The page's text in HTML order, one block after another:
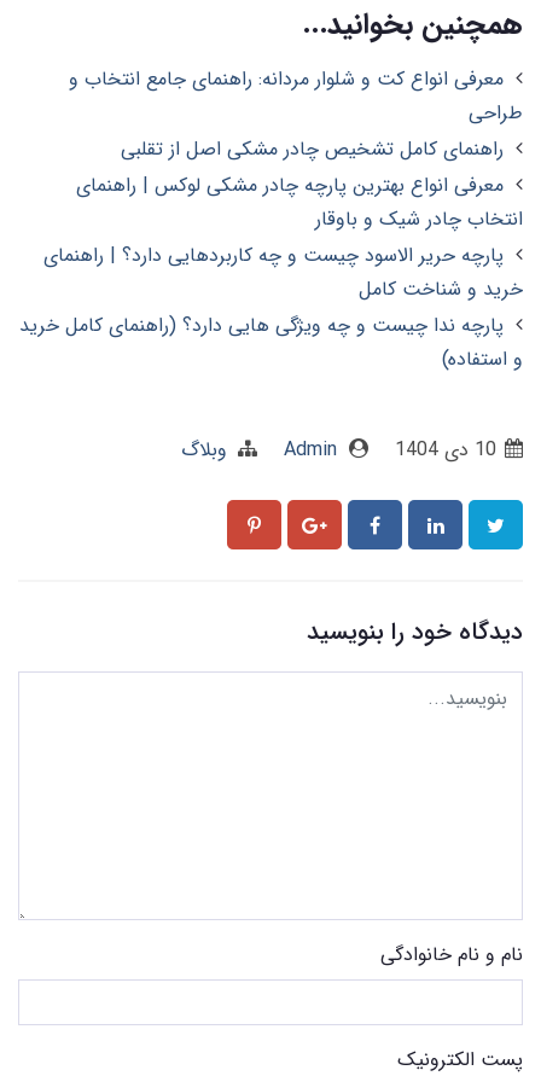
همچنین بخوانید...
معرفی انواع کت و شلوار مردانه: راهنمای جامع انتخاب و
طراحی
راهنمای کامل تشخیص چادر مشکی اصل از تقلبی
معرفی انواع بهترین پارچه چادر مشکی لوکس | راهنمای
انتخاب چادر شیک و باوقار
پارچه حریر الاسود چیست و چه کاربردهایی دارد؟ | راهنمای
خرید و شناخت کامل
پارچه ندا چیست و چه ویژگی هایی دارد؟ (راهنمای کامل خرید
و استفاده)
Admin وبلاگ
دیدگاه خود را بنویسید
نام و نام خانوادگی
پست الکترونیک